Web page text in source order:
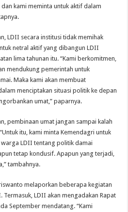
kami meminta untuk aktif dalam
LDII secara institusi tidak memihak
netral aktif yang dibangun LDII
lima tahunan itu. “Kami berkomitmen,
mendukung pemerintah untuk
Maka kami akan membuat
menciptakan situasi politik ke depan
umat,” paparnya.
pembinaan umat jangan sampai kalah
itu, kami minta Kemendagri untuk
LDII tentang politik damai
tetap kondusif. Apapun yang terjadi,
tambahnya.
melaporkan beberapa kegiatan
Termasuk, LDII akan mengadakan Rapat
September mendatang. “Kami